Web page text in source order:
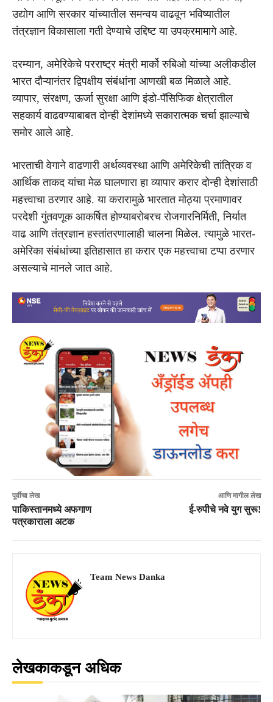
उद्योग आणि सरकार यांच्यातील समन्वय वाढवून भविष्यातील
तंत्रज्ञान विकासाला गती देण्याचे उद्दिष्ट या उपक्रमामागे आहे.
दरम्यान, अमेरिकेचे परराष्ट्र मंत्री मार्को रुबिओ यांच्या अलीकडील
भारत दौऱ्यानंतर द्विपक्षीय संबंधांना आणखी बळ मिळाले आहे.
व्यापार, संरक्षण, ऊर्जा सुरक्षा आणि इंडो-पॅसिफिक क्षेत्रातील
सहकार्य वाढवण्याबाबत दोन्ही देशांमध्ये सकारात्मक चर्चा झाल्याचे
समोर आले आहे.
भारताची वेगाने वाढणारी अर्थव्यवस्था आणि अमेरिकेची तांत्रिक व
आर्थिक ताकद यांचा मेळ घालणारा हा व्यापार करार दोन्ही देशांसाठी
महत्त्वाचा ठरणार आहे. या करारामुळे भारतात मोठ्या प्रमाणावर
परदेशी गुंतवणूक आकर्षित होण्याबरोबरच रोजगारनिर्मिती, निर्यात
वाढ आणि तंत्रज्ञान हस्तांतरणालाही चालना मिळेल. त्यामुळे भारत-
अमेरिका संबंधांच्या इतिहासात हा करार एक महत्त्वाचा टप्पा ठरणार
असल्याचे मानले जात आहे.
पूर्वीचा लेख
पाकिस्तानमध्ये अफगाण
पत्रकाराला अटक
आणि मागील लेख
ई-रुपीचे नवे युग सुरू!
Team News Danka
लेखकाकडून अधिक